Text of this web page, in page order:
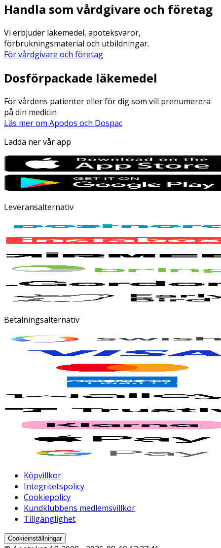
Handla som vårdgivare och företag
Vi erbjuder läkemedel, apoteksvaror,
förbrukningsmaterial och utbildningar.
För vårdgivare och företag
Dosförpackade läkemedel
För vårdens patienter eller för dig som vill prenumerera
på din medicin
Läs mer om Apodos och Dospac
Ladda ner vår app
Leveransalternativ
Betalningsalternativ
Köpvillkor
Integritetspolicy
Cookiepolicy
Kundklubbens medlemsvillkor
Tillgänglighet
Cookieinställningar